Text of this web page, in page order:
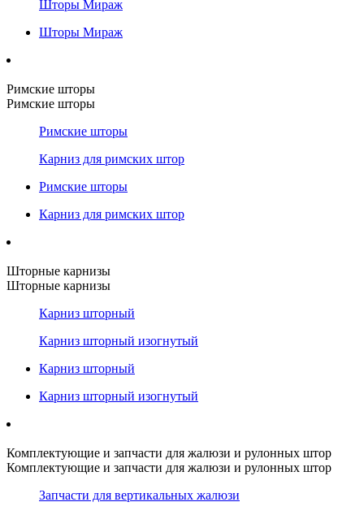
Шторы Мираж
Шторы Мираж
Римские шторы
Римские шторы
Римские шторы
Карниз для римских штор
Римские шторы
Карниз для римских штор
Шторные карнизы
Шторные карнизы
Карниз шторный
Карниз шторный изогнутый
Карниз шторный
Карниз шторный изогнутый
Комплектующие и запчасти для жалюзи и рулонных штор
Комплектующие и запчасти для жалюзи и рулонных штор
Запчасти для вертикальных жалюзи